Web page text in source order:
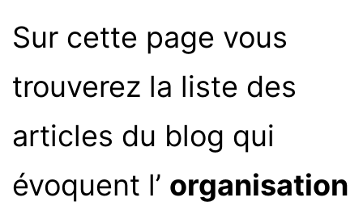
Sur cette page vous
trouverez la liste des
articles du blog qui
évoquent l’ organisation